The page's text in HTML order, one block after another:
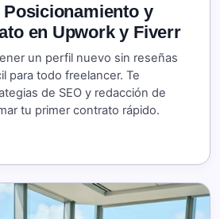
Posicionamiento y
en Upwork y Fiverr
un perfil nuevo sin reseñas
para todo freelancer. Te
de SEO y redacción de
tu primer contrato rápido.